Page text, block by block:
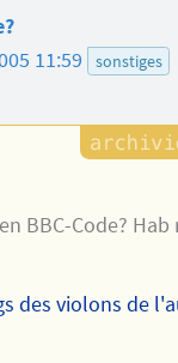
11:59 sonstiges
BBC-Code?
des violons de